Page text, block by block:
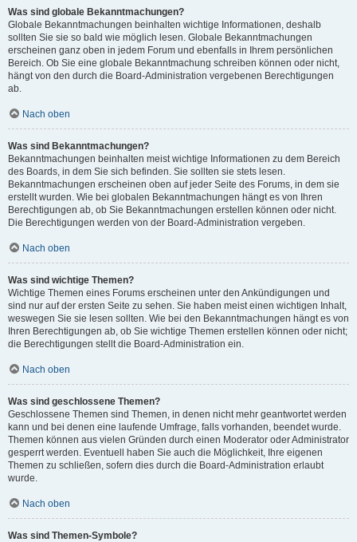
Was sind globale Bekanntmachungen?
Globale Bekanntmachungen beinhalten wichtige Informationen, deshalb
sollten Sie sie so bald wie möglich lesen. Globale Bekanntmachungen
erscheinen ganz oben in jedem Forum und ebenfalls in Ihrem persönlichen
Bereich. Ob Sie eine globale Bekanntmachung schreiben können oder nicht,
hängt von den durch die Board-Administration vergebenen Berechtigungen
ab.
Nach oben
Was sind Bekanntmachungen?
Bekanntmachungen beinhalten meist wichtige Informationen zu dem Bereich
des Boards, in dem Sie sich befinden. Sie sollten sie stets lesen.
Bekanntmachungen erscheinen oben auf jeder Seite des Forums, in dem sie
erstellt wurden. Wie bei globalen Bekanntmachungen hängt es von Ihren
Berechtigungen ab, ob Sie Bekanntmachungen erstellen können oder nicht.
Die Berechtigungen werden von der Board-Administration vergeben.
Nach oben
Was sind wichtige Themen?
Wichtige Themen eines Forums erscheinen unter den Ankündigungen und
sind nur auf der ersten Seite zu sehen. Sie haben meist einen wichtigen Inhalt,
weswegen Sie sie lesen sollten. Wie bei den Bekanntmachungen hängt es von
Ihren Berechtigungen ab, ob Sie wichtige Themen erstellen können oder nicht;
die Berechtigungen stellt die Board-Administration ein.
Nach oben
Was sind geschlossene Themen?
Geschlossene Themen sind Themen, in denen nicht mehr geantwortet werden
kann und bei denen eine laufende Umfrage, falls vorhanden, beendet wurde.
Themen können aus vielen Gründen durch einen Moderator oder Administrator
gesperrt werden. Eventuell haben Sie auch die Möglichkeit, Ihre eigenen
Themen zu schließen, sofern dies durch die Board-Administration erlaubt
wurde.
Nach oben
Was sind Themen-Symbole?